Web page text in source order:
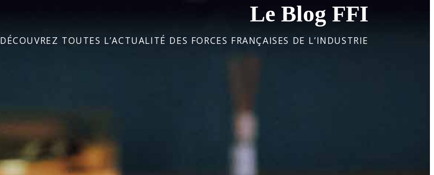
Le Blog FFI
DÉCOUVREZ TOUTES L’ACTUALITÉ DES FORCES FRANÇAISES DE L’INDUSTRIE